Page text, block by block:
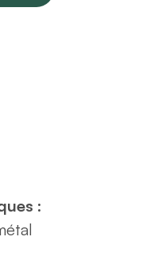
: